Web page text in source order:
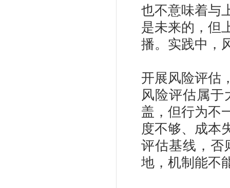
也不意味着与
是未来的，但
播。实践中，
开展风险评估
风险评估属
盖，但行为不
度不够、成本
评估基线，否
地，机制能不